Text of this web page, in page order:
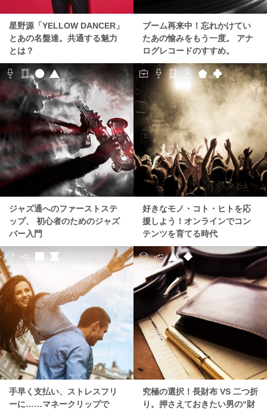
星野源「YELLOW DANCER」
とあの名盤達。共通する魅力
とは？
ブーム再来中！忘れかけてい
たあの愉みをもう一度。 アナ
ログレコードのすすめ。
ジャズ通へのファーストステ
ップ、 初心者のためのジャズ
バー入門
好きなモノ・コト・ヒトを応
援しよう！オンラインでコン
テンツを育てる時代
手早く支払い、ストレスフリ
ーに……マネークリップで
究極の選択！長財布 VS 二つ折
り。押さえておきたい男の“財